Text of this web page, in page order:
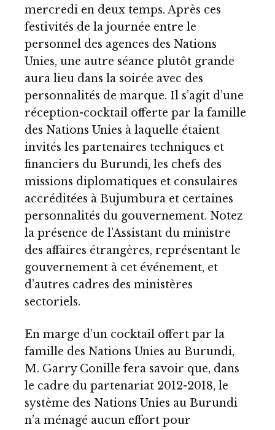
mercredi en deux temps. Après ces
festivités de la journée entre le
personnel des agences des Nations
Unies, une autre séance plutôt grande
aura lieu dans la soirée avec des
personnalités de marque. Il s’agit d’une
réception-cocktail offerte par la famille
des Nations Unies à laquelle étaient
invités les partenaires techniques et
financiers du Burundi, les chefs des
missions diplomatiques et consulaires
accréditées à Bujumbura et certaines
personnalités du gouvernement. Notez
la présence de l’Assistant du ministre
des affaires étrangères, représentant le
gouvernement à cet événement, et
d’autres cadres des ministères
sectoriels.
En marge d’un cocktail offert par la
famille des Nations Unies au Burundi,
M. Garry Conille fera savoir que, dans
le cadre du partenariat 2012-2018, le
système des Nations Unies au Burundi
n’a ménagé aucun effort pour